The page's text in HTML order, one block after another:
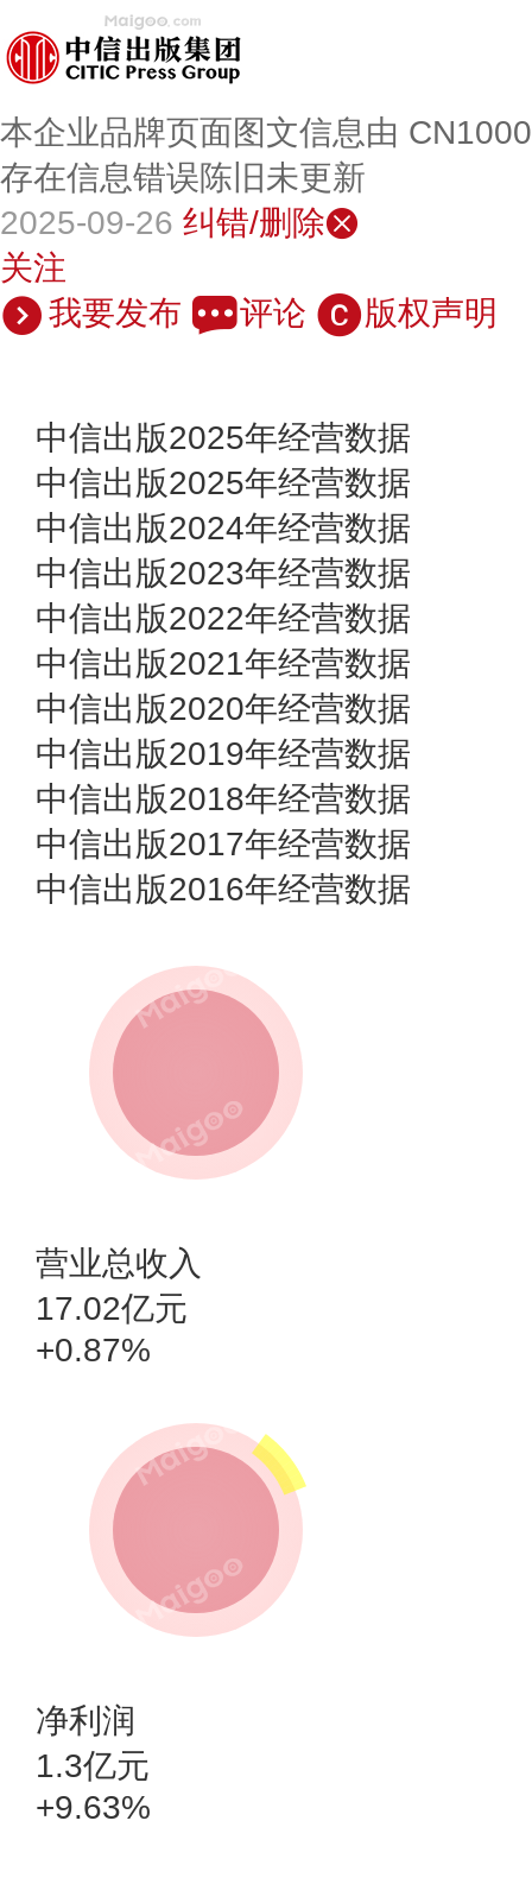
本企业品牌页面图文信息由
存在信息错误陈旧未更新
2025-09-26 纠错/删除
关注
我要发布
评论 版权声明
中信出版2025年经营数据
中信出版2025年经营数据
中信出版2024年经营数据
中信出版2023年经营数据
中信出版2022年经营数据
中信出版2021年经营数据
中信出版2020年经营数据
中信出版2019年经营数据
中信出版2018年经营数据
中信出版2017年经营数据
中信出版2016年经营数据
营业总收入
17.02亿元
+0.87%
净利润
1.3亿元
+9.63%